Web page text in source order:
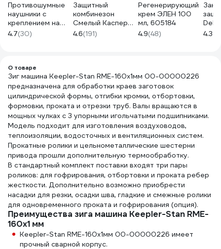
Противошумные
наушники с
креплением на
каску ЗУБР
вега-27 11371
4.7(30)
Защитный
комбинезон
Смелый Каспер
плотность 60 г/
м2, размер
4.6(191)
Регенерирующий
крем ЭЛЕН 100
мл, 605184
4.9(48) 4.3
О товаре
Зиг машина Keepler-Stan RME-160x1мм 00-00000226
предназначена для обработки краев заготовок
цилиндрической формы, отгибки кромки, отбортовки,
формовки, проката и отрезки труб. Валы вращаются в
мощных чулках с 3 упорными игольчатыми подшипниками.
Модель подходит для изготовления воздуховодов,
теплоизоляции, водосточных и вентиляционных систем.
Прокатные ролики и цельнометаллические шестерни
привода прошли дополнительную термообработку.
В стандартный комплект поставки входят три пары
роликов: для гофрирования, отбортовки и проката ребер
жесткости. Дополнительно возможно приобрести
насадки для резки, осадки шва, гладкие и смежные ролики
для одновременного проката и гофрирования (опция).
Преимущества зига машина Keepler-Stan RME-
160x1 мм
Keepler-Stan RME-160x1мм 00-00000226 имеет
прочный сварной корпус.